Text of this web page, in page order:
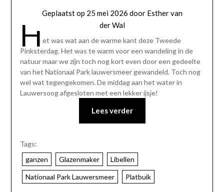
Geplaatst op 25 mei 2026 door Esther van
der Wal
H et was wat aan de warme kant deze Tweede
Pinksterdag. Het was te warm voor een wandeling in de
natuur maar we zijn toch nog kort even door een gedeelte
van het Nationaal Park lauwersmeer gewandeld. Toch nog
wel wat tegengekomen. De middag aan het water in
Lauwersoog afgesloten met een lekker ijsje!
Lees verder
Tags:
ganzen
Glazenmaker Libellen
Nationaal Park Lauwersmeer Platbuik